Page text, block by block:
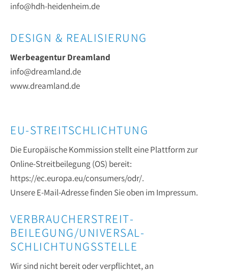
info@hdh-heidenheim.de
DESIGN & REALISIERUNG
Werbeagentur Dreamland
info@dreamland.de
www.dreamland.de
EU-STREITSCHLICHTUNG
Die Europäische Kommission stellt eine Plattform zur
Online-Streitbeilegung (OS) bereit:
https://ec.europa.eu/consumers/odr/.
Unsere E-Mail-Adresse finden Sie oben im Impressum.
VERBRAUCHER­STREIT­
BEILEGUNG/UNIVERSAL­
SCHLICHTUNGS­STELLE
Wir sind nicht bereit oder verpflichtet, an